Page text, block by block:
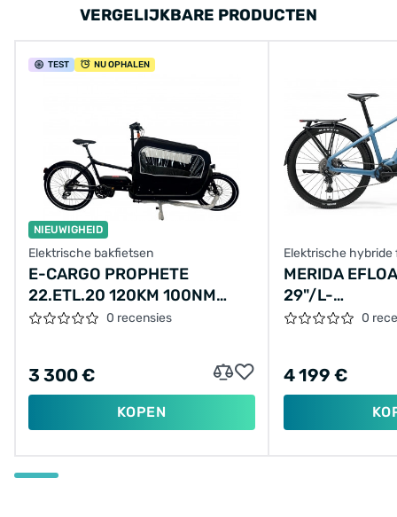
VERGELIJKBARE PRODUCTEN
TEST NU OPHALEN
NIEUWIGHEID
Elektrische bakfietsen
E-CARGO PROPHETE
22.ETL.20 120KM 100NM
17.5AH 630WH0 recensies
3 300 €
KOPEN
Elektrische hybride
MERIDA
29"/L-
48CM/9VER/
0
4 199 €